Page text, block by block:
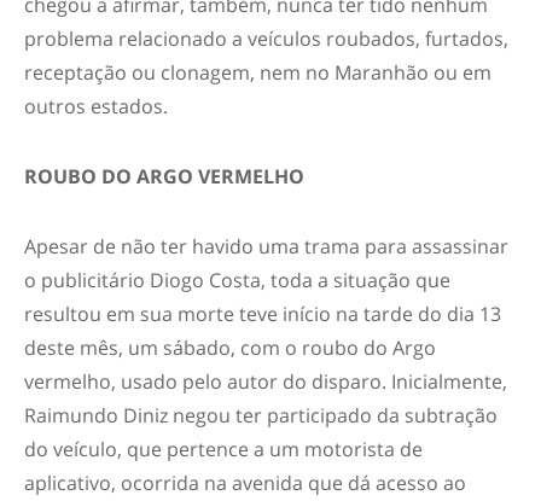
problema relacionado a veículos roubados, furtados,
receptação ou clonagem, nem no Maranhão ou em
outros estados.
ROUBO DO ARGO VERMELHO
Apesar de não ter havido uma trama para assassinar
o publicitário Diogo Costa, toda a situação que
resultou em sua morte teve início na tarde do dia 13
deste mês, um sábado, com o roubo do Argo
vermelho, usado pelo autor do disparo. Inicialmente,
Raimundo Diniz negou ter participado da subtração
do veículo, que pertence a um motorista de
aplicativo, ocorrida na avenida que dá acesso ao